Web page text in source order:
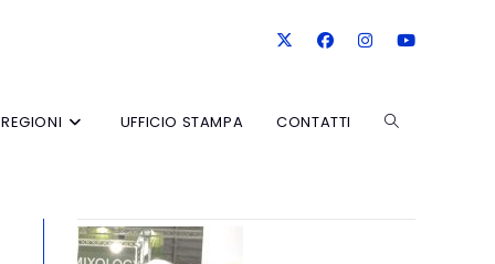
REGIONI UFFICIO STAMPA CONTATTI